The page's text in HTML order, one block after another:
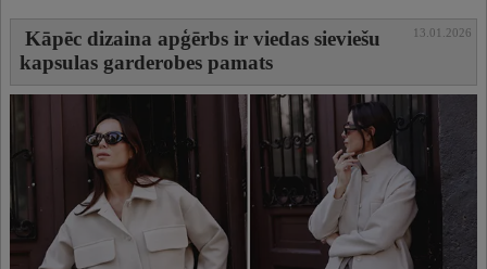
Kāpēc dizaina apģērbs ir viedas sieviešu
kapsulas garderobes pamats
13.01.2026